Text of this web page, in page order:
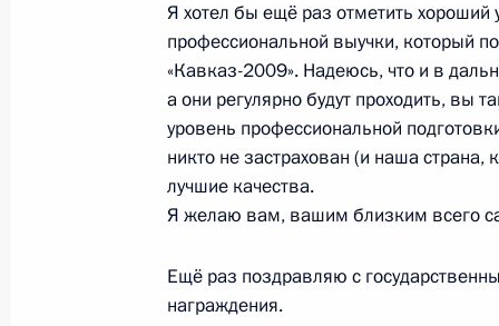
Стенограмма совещания по
хозяйства
2 октября 2009 года, 18:00 Орловская
Заключительное слово на
сельского хозяйства
2 октября 2009 года, 17:30
Я хотел бы ещё раз отметить хороший
профессиональной выучки, который
«Кавказ-2009». Надеюсь, что и в
а они регулярно будут проходить, вы
уровень профессиональной
никто не застрахован (и наша
лучшие качества.
Я желаю вам, вашим близким всего
Ещё раз поздравляю с
награждения.